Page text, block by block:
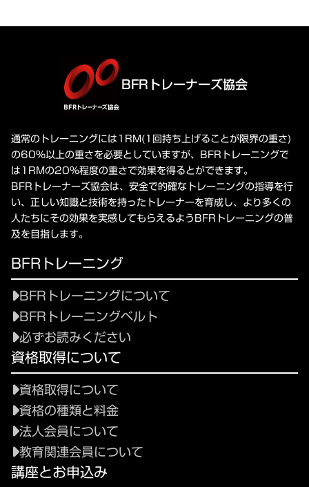
BFRトレーナーズ協会
通常のトレーニングには1RM(1回持ち上げることが限界の重さ)
の60%以上の重さを必要としていますが、BFRトレーニングで
は1RMの20%程度の重さで効果を得るとができます。
BFRトレーナーズ協会は、安全で的確なトレーニングの指導を行
い、正しい知識と技術を持ったトレーナーを育成し、より多くの
人たちにその効果を実感してもらえるようBFRトレーニングの普
及を目指します。
BFRトレーニング
BFRトレーニングについて
BFRトレーニングベルト
必ずお読みください
資格取得について
資格取得について
資格の種類と料金
法人会員について
教育関連会員について
講座とお申込み